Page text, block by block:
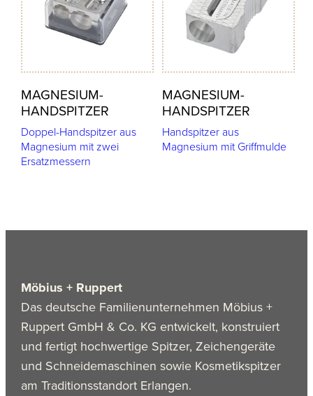
MAGNESIUM-
HANDSPITZER
Doppel-Handspitzer aus
Magnesium mit zwei
Ersatzmessern
MAGNESIUM-
HANDSPITZER
Handspitzer aus
Magnesium mit Griffmulde
Möbius + Ruppert
Das deutsche Familienunternehmen Möbius +
Ruppert GmbH & Co. KG entwickelt, konstruiert
und fertigt hochwertige Spitzer, Zeichengeräte
und Schneidemaschinen sowie Kosmetikspitzer
am Traditionsstandort Erlangen.